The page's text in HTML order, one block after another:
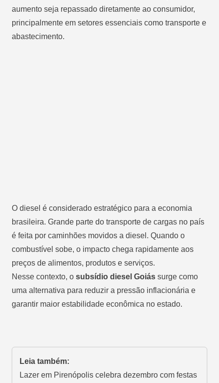
aumento seja repassado diretamente ao consumidor,
principalmente em setores essenciais como transporte e
abastecimento.
O diesel é considerado estratégico para a economia
brasileira. Grande parte do transporte de cargas no país
é feita por caminhões movidos a diesel. Quando o
combustível sobe, o impacto chega rapidamente aos
preços de alimentos, produtos e serviços.
Nesse contexto, o subsídio diesel Goiás surge como
uma alternativa para reduzir a pressão inflacionária e
garantir maior estabilidade econômica no estado.
Leia também:
Lazer em Pirenópolis celebra dezembro com festas